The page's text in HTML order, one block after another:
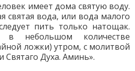
имеет дома святую воду.
святая вода, или вода малого
пить только натощак.
в небольшом количестве
ложки) утром, с молитвой
Духа. Аминь».